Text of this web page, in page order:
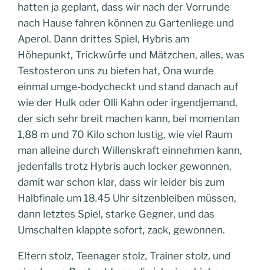
hatten ja geplant, dass wir nach der Vorrunde
nach Hause fahren können zu Gartenliege und
Aperol. Dann drittes Spiel, Hybris am
Höhepunkt, Trickwürfe und Mätzchen, alles, was
Testosteron uns zu bieten hat, Ona wurde
einmal umge-bodycheckt und stand danach auf
wie der Hulk oder Olli Kahn oder irgendjemand,
der sich sehr breit machen kann, bei momentan
1,88 m und 70 Kilo schon lustig, wie viel Raum
man alleine durch Willenskraft einnehmen kann,
jedenfalls trotz Hybris auch locker gewonnen,
damit war schon klar, dass wir leider bis zum
Halbfinale um 18.45 Uhr sitzenbleiben müssen,
dann letztes Spiel, starke Gegner, und das
Umschalten klappte sofort, zack, gewonnen.
Eltern stolz, Teenager stolz, Trainer stolz, und